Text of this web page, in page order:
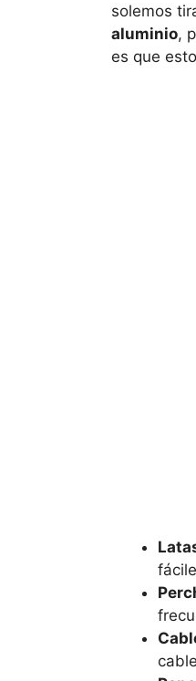
solemos
aluminio,
es que